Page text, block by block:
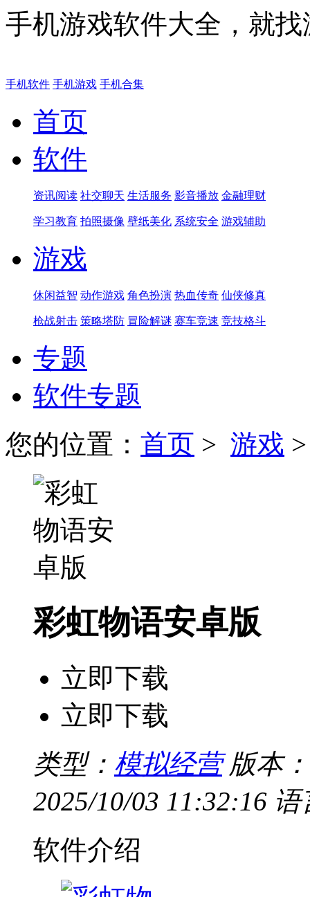
手机游戏软件大全，就
手机软件 手机游戏 手机合集
首页
软件
资讯阅读 社交聊天 生活服务 影音播放 金融理财
学习教育 拍照摄像 壁纸美化 系统安全 游戏辅助
游戏
休闲益智 动作游戏 角色扮演 热血传奇 仙侠修真
枪战射击 策略塔防 冒险解谜 赛车竞速 竞技格斗
专题
软件专题
您的位置： 首页 > 游戏
彩虹物语安卓版
立即下载
立即下载
类型： 模拟经营 版本：
2025/10/03 11:32:16 语
软件介绍